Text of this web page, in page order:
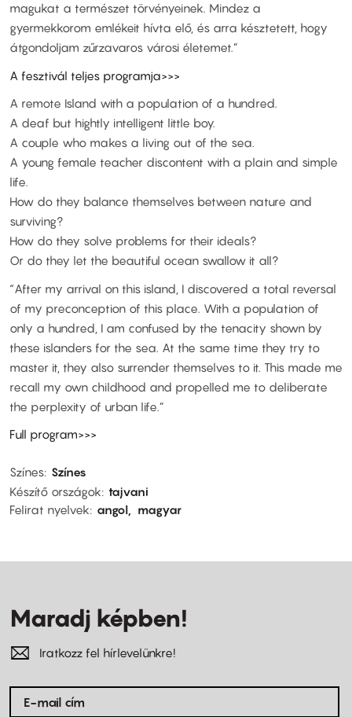
magukat a természet törvényeinek. Mindez a
gyermekkorom emlékeit hívta elő, és arra késztetett, hogy
átgondoljam zűrzavaros városi életemet.”
A fesztivál teljes programja>>>
A remote Island with a population of a hundred.
A deaf but hightly intelligent little boy.
A couple who makes a living out of the sea.
A young female teacher discontent with a plain and simple
life.
How do they balance themselves between nature and
surviving?
How do they solve problems for their ideals?
Or do they let the beautiful ocean swallow it all?
“After my arrival on this island, I discovered a total reversal
of my preconception of this place. With a population of
only a hundred, I am confused by the tenacity shown by
these islanders for the sea. At the same time they try to
master it, they also surrender themselves to it. This made me
recall my own childhood and propelled me to deliberate
the perplexity of urban life.”
Full program>>>
Színes Színes
Készítő országok tajvani
Felirat nyelvek
angol magyar
Maradj képben!
Iratkozz fel hírlevelünkre!